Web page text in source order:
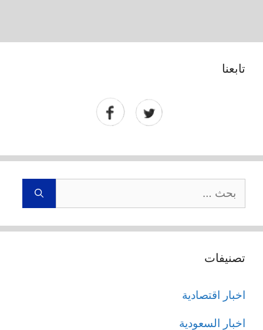
تابعنا
البحث
عن:
تصنيفات
اخبار اقتصادية
اخبار السعودية